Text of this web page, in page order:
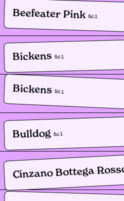
Beefeater Pink 5cl
Bickens 5cl
Bickens 5cl
Bulldog 5cl
Cinzano Bottega